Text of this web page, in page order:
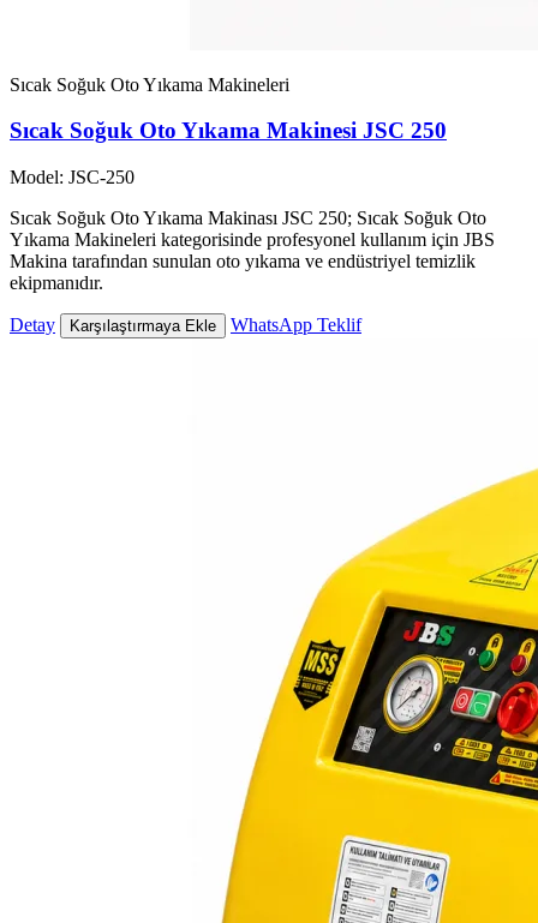
Sıcak Soğuk Oto Yıkama Makineleri
Sıcak Soğuk Oto Yıkama Makinesi JSC 250
Model: JSC-250
Sıcak Soğuk Oto Yıkama Makinası JSC 250; Sıcak Soğuk Oto
Yıkama Makineleri kategorisinde profesyonel kullanım için JBS
Makina tarafından sunulan oto yıkama ve endüstriyel temizlik
ekipmanıdır.
Detay Karşılaştırmaya Ekle WhatsApp Teklif